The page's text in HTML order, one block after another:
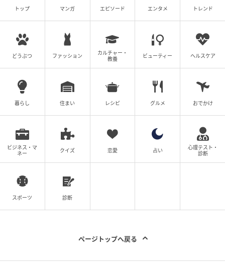
練乳蒸しパンの材料（4人分）
・ホットケーキミックス 200g
・卵 1個
・水 150ml
・米油 大さじ2
・練乳 大さじ2
練乳蒸しパンの作り方
① ボウルで卵と水、米油、練乳を混ぜてからホットケ
② ココットに紙カップを入れて①の生地を8分めまで
入れる。
トップ マンガ エピソード エンタメ トレンド
どうぶつ ファッション
カルチャー・
教養
ビューティー ヘルスケア
暮らし 住まい レシピ グルメ おでかけ
ビジネス・マ
ネー
クイズ 恋愛 占い
心理テスト・
診断
スポーツ 診断
ページトップへ戻る